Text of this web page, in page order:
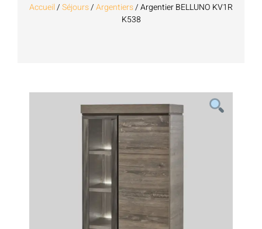
Accueil/Séjours/Argentiers/ Argentier BELLUNO KV1R
K538